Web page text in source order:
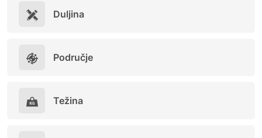
Duljina
Područje
Težina